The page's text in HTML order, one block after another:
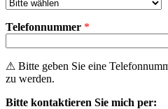
Telefonnummer *
⚠ Bitte geben Sie eine
zu werden.
Bitte kontaktieren Sie mich per: